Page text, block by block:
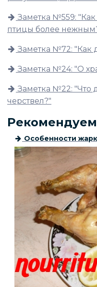
Заметка №559:
птицы более
Заметка №72: "Как
Заметка №24: "О
Заметка №22: "Что
черствел?"
Особенности